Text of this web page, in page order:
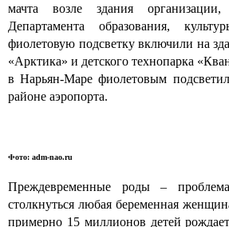
мачта возле здания
Департамента образования,
фиолетовую подсветку включили на
«Арктика» и детского технопарка
в Нарьян-Маре фиолетовым
районе аэропорта.
Фото: adm-nao.ru
Преждевременные роды –
столкнуться любая беременная
примерно 15 миллионов детей